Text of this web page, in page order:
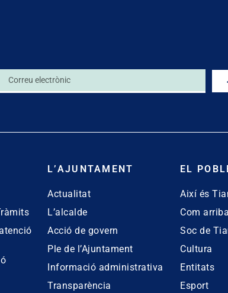
L’AJUNTAMENT
Actualitat
L’alcalde
Acció de govern
Ple de l’Ajuntament
Informació administrativa
Transparència
EL
Així és
Com
Soc de
Cultura
Entitats
Esport